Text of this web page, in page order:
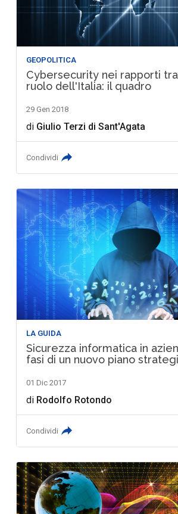
GEOPOLITICA
Cybersecurity nei rapporti
ruolo dell'Italia: il quadro
29 Gen 2018
di Giulio Terzi di Sant'Agata
Condividi
LA GUIDA
Sicurezza informatica in
fasi di un nuovo piano
01 Dic 2017
di Rodolfo Rotondo
Condividi